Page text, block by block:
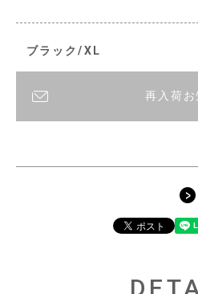
ブラック/XL
再入荷お